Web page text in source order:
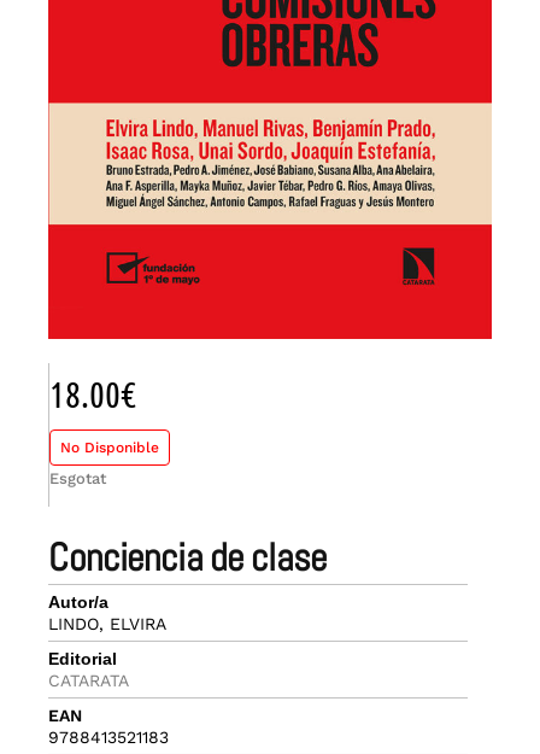
conciencia de clase
Autor/a
LINDO, ELVIRA
Editorial
CATARATA
EAN
9788413521183
18.00€
No Disponible
Esgotat